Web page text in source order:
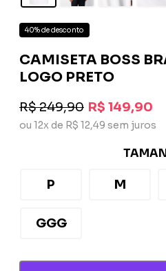
40% de desconto
CAMISETA BOSS
LOGO PRETO
R$ 249,90 R$ 149,90
ou 12x de R$ 12,49 sem juros
P M
GGG